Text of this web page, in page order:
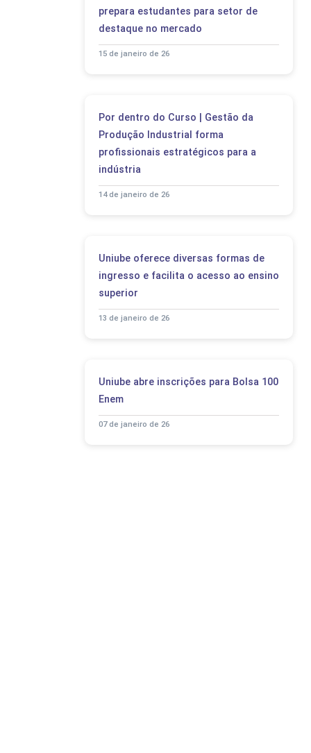
prepara estudantes para setor de
destaque no mercado
15 de janeiro de 26
Por dentro do Curso | Gestão da
Produção Industrial forma
profissionais estratégicos para a
indústria
14 de janeiro de 26
Uniube oferece diversas formas de
ingresso e facilita o acesso ao ensino
superior
13 de janeiro de 26
Uniube abre inscrições para Bolsa 100
Enem
07 de janeiro de 26